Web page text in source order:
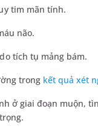
tim mãn tính.
não.
tích tụ mảng bám.
trong kết quả xét
ở giai đoạn muộn,